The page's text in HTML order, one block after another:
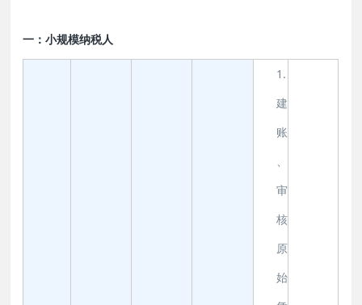
一：小规模纳税人
1.
建
账
审
核
原
始